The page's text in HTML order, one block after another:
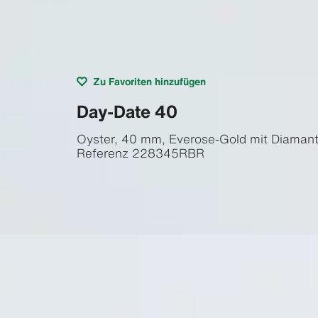
Zu Favoriten hinzufügen
Day-Date 40
Oyster, 40 mm, Everose-Gold mit
Referenz 228345RBR